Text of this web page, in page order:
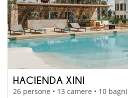
HACIENDA XINI
26 persone • 13 camere • 10 bagni